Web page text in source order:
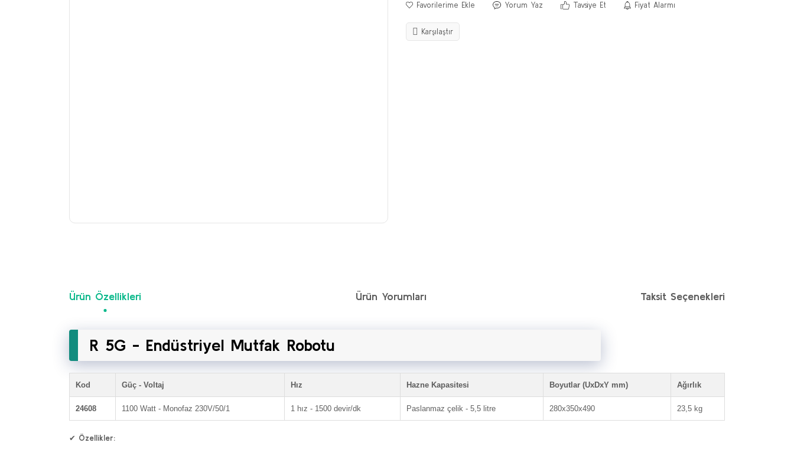
Yorum Yaz Tavsiye Et Fiyat Alarmı
Karşılaştır
Ürün Özellikleri Ürün Yorumları Taksit Seçenekleri
R 5G - Endüstriyel Mutfak Robotu
Kod Güç - Voltaj Hız Hazne Kapasitesi Boyutlar (UxDxY mm) Ağırlık
24608 1100 Watt - Monofaz 230V/50/1 1 hız - 1500 devir/dk Paslanmaz çelik - 5,5 litre 280x350x490 23,5 kg
✔ Özellikler: